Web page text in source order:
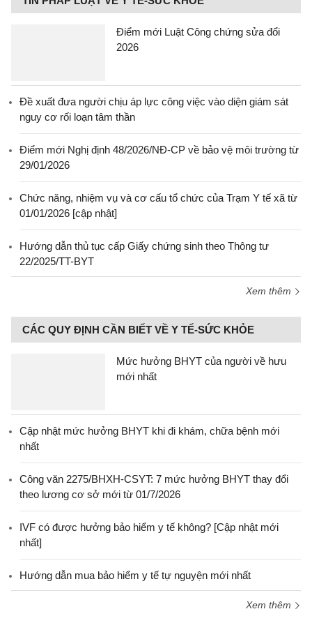
Điểm mới Luật Công chứng sửa đổi
2026
Đề xuất đưa người chịu áp lực công việc vào diện giám sát
nguy cơ rối loạn tâm thần
Điểm mới Nghị định 48/2026/NĐ-CP về bảo vệ môi trường từ
29/01/2026
Chức năng, nhiệm vụ và cơ cấu tổ chức của Trạm Y tế xã từ
01/01/2026 [cập nhật]
Hướng dẫn thủ tục cấp Giấy chứng sinh theo Thông tư
22/2025/TT-BYT
Xem thêm
CÁC QUY ĐỊNH CẦN BIẾT VỀ Y TẾ-SỨC KHỎE
Mức hưởng BHYT của người về hưu
mới nhất
Cập nhật mức hưởng BHYT khi đi khám, chữa bệnh mới
nhất
Công văn 2275/BHXH-CSYT: 7 mức hưởng BHYT thay đổi
theo lương cơ sở mới từ 01/7/2026
IVF có được hưởng bảo hiểm y tế không? [Cập nhật mới
nhất]
Hướng dẫn mua bảo hiểm y tế tự nguyện mới nhất
Xem thêm